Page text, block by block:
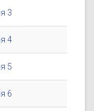
3
4
5
6